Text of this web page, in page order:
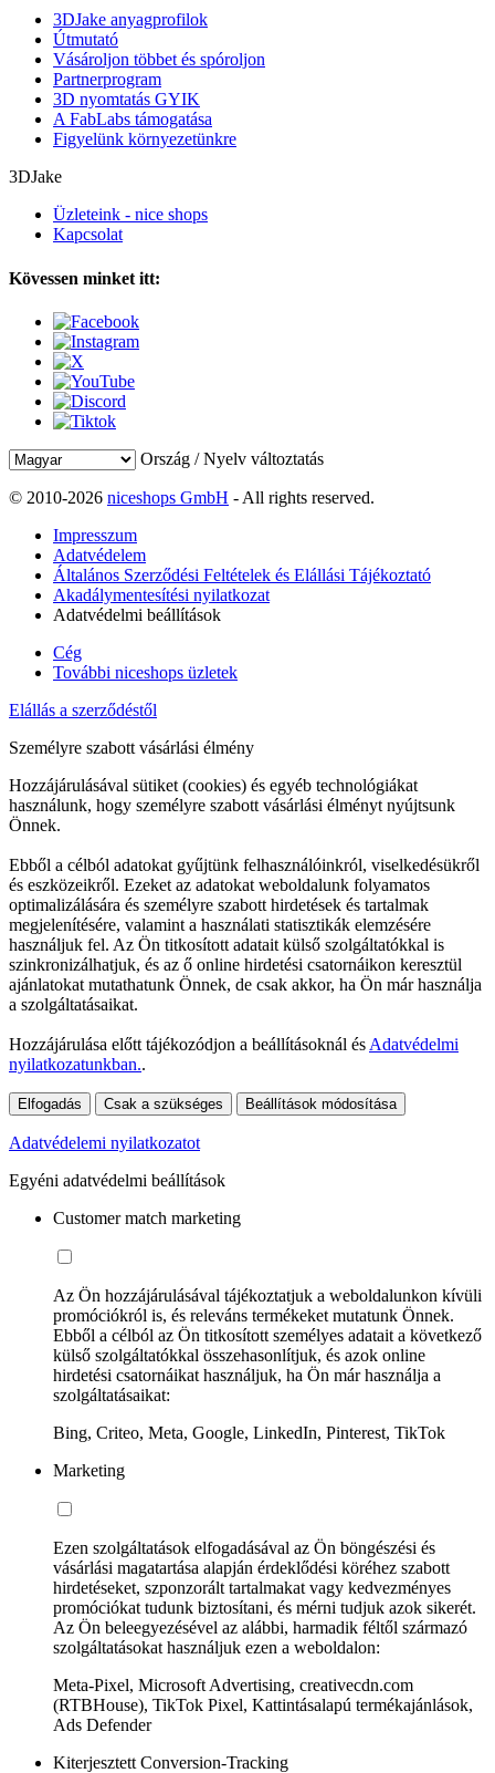
3DJake anyagprofilok
Útmutató
Vásároljon többet és spóroljon
Partnerprogram
3D nyomtatás GYIK
A FabLabs támogatása
Figyelünk környezetünkre
3DJake
Üzleteink - nice shops
Kapcsolat
Kövessen minket itt:
Ország / Nyelv változtatás
© 2010-2026 niceshops GmbH - All rights reserved.
Impresszum
Adatvédelem
Általános Szerződési Feltételek és Elállási Tájékoztató
Akadálymentesítési nyilatkozat
Adatvédelmi beállítások
Cég
További niceshops üzletek
Elállás a szerződéstől
Személyre szabott vásárlási élmény
Hozzájárulásával sütiket (cookies) és egyéb technológiákat
használunk, hogy személyre szabott vásárlási élményt nyújtsunk
Önnek.
Ebből a célból adatokat gyűjtünk felhasználóinkról, viselkedésükről
és eszközeikről. Ezeket az adatokat weboldalunk folyamatos
optimalizálására és személyre szabott hirdetések és tartalmak
megjelenítésére, valamint a használati statisztikák elemzésére
használjuk fel. Az Ön titkosított adatait külső szolgáltatókkal is
szinkronizálhatjuk, és az ő online hirdetési csatornáikon keresztül
ajánlatokat mutathatunk Önnek, de csak akkor, ha Ön már használja
a szolgáltatásaikat.
Hozzájárulása előtt tájékozódjon a beállításoknál és Adatvédelmi
nyilatkozatunkban..
Elfogadás Csak a szükséges Beállítások módosítása
Adatvédelemi nyilatkozatot
Egyéni adatvédelmi beállítások
Customer match marketing
Az Ön hozzájárulásával tájékoztatjuk a weboldalunkon kívüli
promóciókról is, és releváns termékeket mutatunk Önnek.
Ebből a célból az Ön titkosított személyes adatait a következő
külső szolgáltatókkal összehasonlítjuk, és azok online
hirdetési csatornáikat használjuk, ha Ön már használja a
szolgáltatásaikat:
Bing, Criteo, Meta, Google, LinkedIn, Pinterest, TikTok
Marketing
Ezen szolgáltatások elfogadásával az Ön böngészési és
vásárlási magatartása alapján érdeklődési köréhez szabott
hirdetéseket, szponzorált tartalmakat vagy kedvezményes
promóciókat tudunk biztosítani, és mérni tudjuk azok sikerét.
Az Ön beleegyezésével az alábbi, harmadik féltől származó
szolgáltatásokat használjuk ezen a weboldalon:
Meta-Pixel, Microsoft Advertising, creativecdn.com
(RTBHouse), TikTok Pixel, Kattintásalapú termékajánlások,
Ads Defender
Kiterjesztett Conversion-Tracking